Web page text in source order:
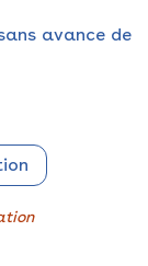
avance de